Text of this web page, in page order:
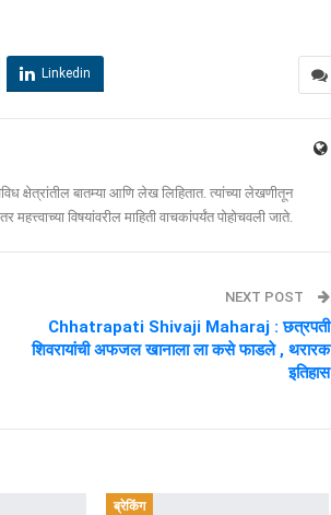
Linkedin
क्षेत्रांतील बातम्या आणि लेख लिहितात. त्यांच्या लेखणीतून
विषयांवरील माहिती वाचकांपर्यंत पोहोचवली जाते.
NEXT POST
Chhatrapati Shivaji Maharaj : छत्रपती
शिवरायांची अफजल खानाला ला कसे फाडले , थरारक
इतिहास
ब्रेकिंग